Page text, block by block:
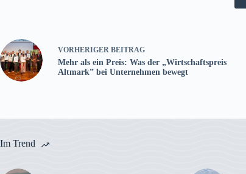
VORHERIGER BEITRAG
Mehr als ein Preis: Was der „Wirtschaftspreis
Altmark” bei Unternehmen bewegt
Im Trend